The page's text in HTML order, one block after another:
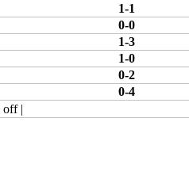
1-1
0-0
1-3
1-0
0-2
0-4
off|